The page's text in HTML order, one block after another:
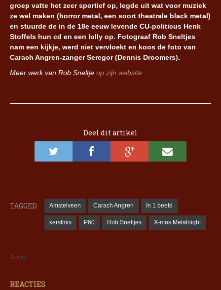
groep vatte het zeer sportief op, legde uit wat voor muziek
ze wel maken (horror metal, een soort theatrale black metal)
en stuurde de in de 18e eeuw levende CU-politicus Henk
Stoffels hun cd en een lolly op. Fotograaf Rob Sneltjes
nam een kijkje, werd niet vervloekt en koos de foto van
Carach Angren-zanger Seregor (Dennis Droomers).
Meer werk van Rob Sneltje op zijn website
Deel dit artikel
TAGGED Amstelveen Carach Angren In 1 beeld
kerstmis P60 Rob Sneltjes X-mas Metalnight
Array
REACTIES